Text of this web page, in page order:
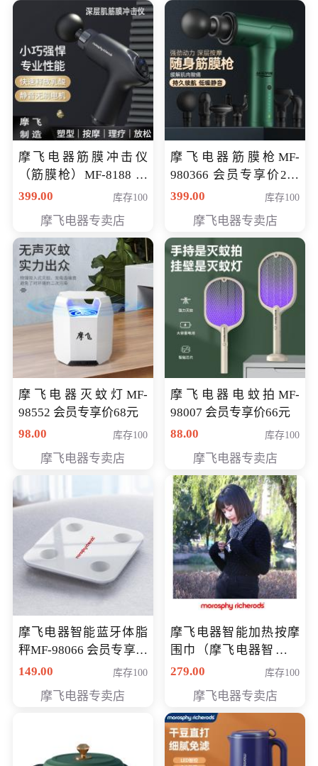
摩飞电器筋膜冲击仪
（筋膜枪）MF-8188 会
员专享价268元
399.00 库存100
摩飞电器专卖店
摩飞电器筋膜枪MF-
980366 会员专享价299
元
399.00 库存100
摩飞电器专卖店
摩飞电器灭蚊灯MF-
98552 会员专享价68元
98.00
库存100
摩飞电器专卖店
摩飞电器电蚊拍MF-
98007 会员专享价66元
88.00
库存100
摩飞电器专卖店
摩飞电器智能蓝牙体脂
秤MF-98066 会员专享价
98元
149.00 库存100
摩飞电器专卖店
摩飞电器智能加热按摩
围巾（摩飞电器智能加
热按摩围脖） 会员专享
279.00 库存100
摩飞电器专卖店